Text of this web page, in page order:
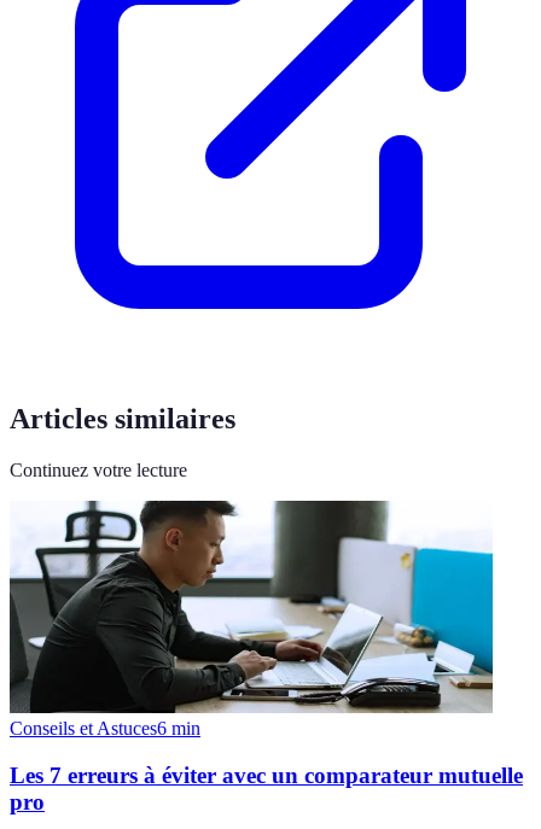
Articles similaires
Continuez votre lecture
Conseils et Astuces6 min
Les 7 erreurs à éviter avec un comparateur mutuelle
pro